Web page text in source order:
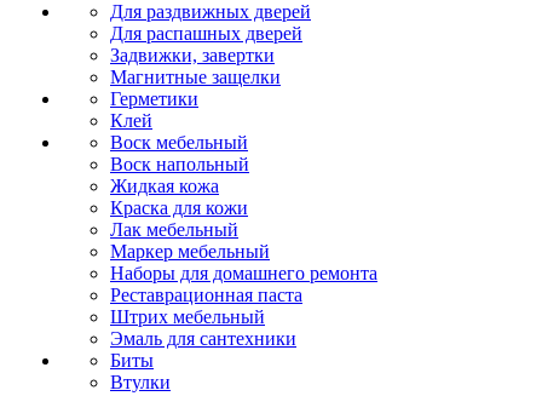
Для раздвижных дверей
Для распашных дверей
Задвижки, завертки
Магнитные защелки
Герметики
Клей
Воск мебельный
Воск напольный
Жидкая кожа
Краска для кожи
Лак мебельный
Маркер мебельный
Наборы для домашнего ремонта
Реставрационная паста
Штрих мебельный
Эмаль для сантехники
Биты
Втулки